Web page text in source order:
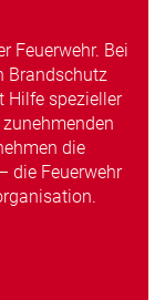
Feuerwehr. Bei
Brandschutz
Hilfe spezieller
die
die Feuerwehr